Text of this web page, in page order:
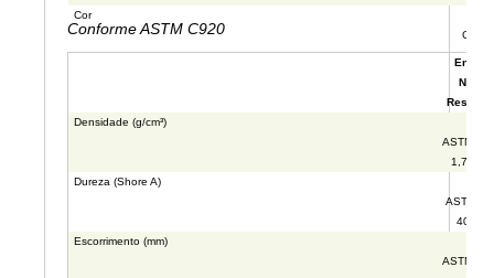
Cor
Cinza
Conforme ASTM C920
Norma
Densidade (g/cm³)
ASTM
1,7 ±
Dureza (Shore A)
ASTM
40 +/-
Escorrimento (mm)
ASTM